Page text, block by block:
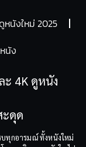
หนังใหม่ 2025
นัง
4K ดูหนัง
ะดุด
ทุกอารมณ์ ทั้งหนังใหม่